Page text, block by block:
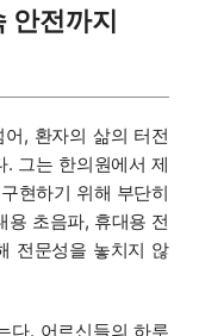
안전까지
, 환자의 삶의 터전
. 그는 한의원에서 제
현하기 위해 부단히
용 초음파, 휴대용 전
전문성을 놓치지 않
다. 어르신들의 하루